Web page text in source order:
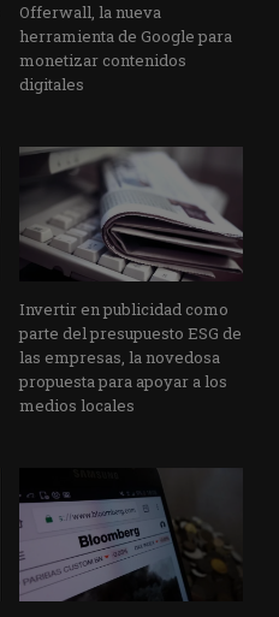
Offerwall, la nueva
herramienta de Google para
monetizar contenidos
digitales
Invertir en publicidad como
parte del presupuesto ESG de
las empresas, la novedosa
propuesta para apoyar a los
medios locales